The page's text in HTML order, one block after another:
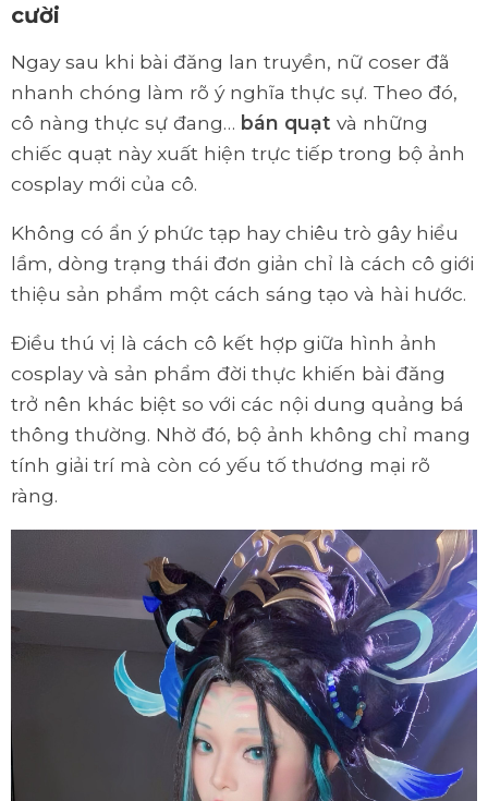
cười
Ngay sau khi bài đăng lan truyền, nữ coser đã
nhanh chóng làm rõ ý nghĩa thực sự. Theo đó,
cô nàng thực sự đang… bán quạt và những
chiếc quạt này xuất hiện trực tiếp trong bộ ảnh
cosplay mới của cô.
Không có ẩn ý phức tạp hay chiêu trò gây hiểu
lầm, dòng trạng thái đơn giản chỉ là cách cô giới
thiệu sản phẩm một cách sáng tạo và hài hước.
Điều thú vị là cách cô kết hợp giữa hình ảnh
cosplay và sản phẩm đời thực khiến bài đăng
trở nên khác biệt so với các nội dung quảng bá
thông thường. Nhờ đó, bộ ảnh không chỉ mang
tính giải trí mà còn có yếu tố thương mại rõ
ràng.